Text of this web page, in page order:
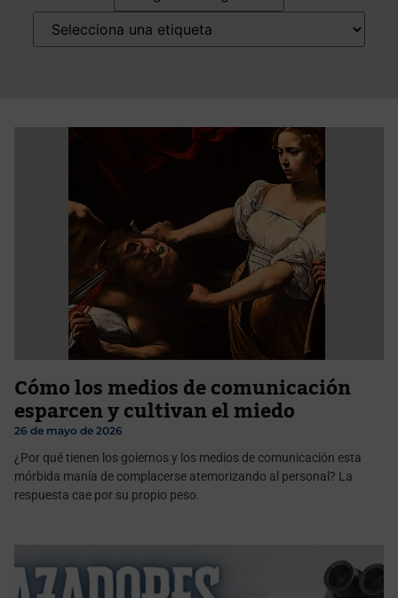
Cómo los medios de comunicación
esparcen y cultivan el miedo
26 de mayo de 2026
¿Por qué tienen los goiernos y los medios de comunicación esta
mórbida manía de complacerse atemorizando al personal? La
respuesta cae por su propio peso.